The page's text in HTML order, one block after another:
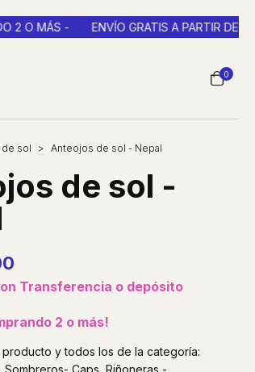
- ENVÍO GRATIS A PARTIR DE $50.000 EN
0
sol > Anteojos de sol - Nepal
de sol -
Transferencia o depósito
2 o más!
y todos los de la categoría:
Caps, Riñoneras -